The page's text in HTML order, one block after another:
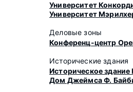
Университет
Университет
Деловые зоны
Конференц-центр
Исторические здания
Историческое
Дом Джеймса Ф.